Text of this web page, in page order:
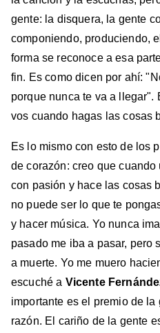
gente: la disquera, la gente
componiendo, produciendo,
forma se reconoce a esa
fin. Es como dicen por ahí:
porque nunca te va a llegar".
vos cuando hagas las cosas
Es lo mismo con esto de los
de corazón: creo que
con pasión y hace las cosas
no puede ser lo que te
y hacer música. Yo nunca
pasado me iba a pasar, pero
a muerte. Yo me muero
escuché a Vicente
importante es el premio de la
razón. El cariño de la gente